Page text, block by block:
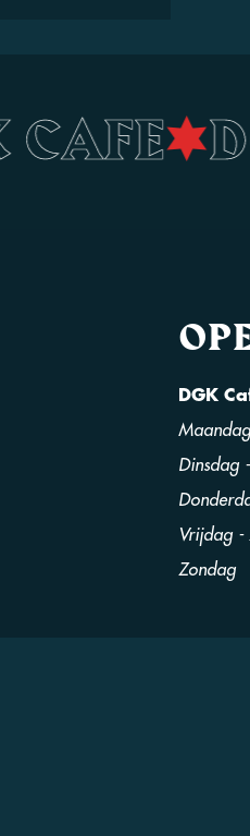
CAFE•
DGK
Dinsdag
Vrijdag -
Zondag